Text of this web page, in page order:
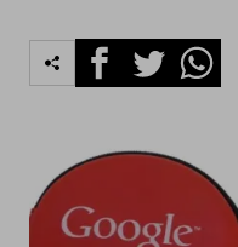
FacebookTwitter